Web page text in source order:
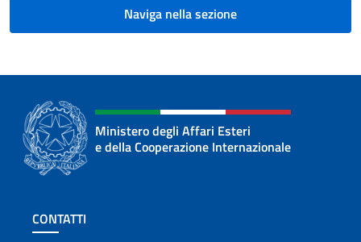
Naviga nella sezione
Ministero degli Affari Esteri
e della Cooperazione Internazionale
Sezione footer
CONTATTI